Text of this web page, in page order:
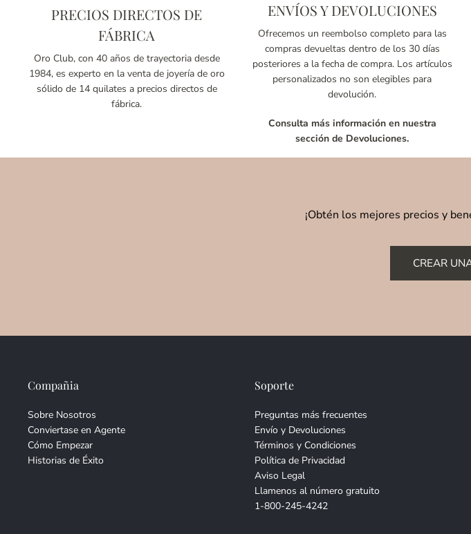
PRECIOS DIRECTOS DE
FÁBRICA
Oro Club, con 40 años de trayectoria desde
1984, es experto en la venta de joyería de oro
sólido de 14 quilates a precios directos de
fábrica.
ENVÍOS Y DEVOLUCIONES
Ofrecemos un reembolso completo para las
compras devueltas dentro de los 30 días
posteriores a la fecha de compra. Los artículos
personalizados no son elegibles para
devolución.
Consulta más información en nuestra
sección de Devoluciones.
¡Obtén los mejores precios y
CREAR
Compañia
Sobre Nosotros
Conviertase en Agente
Cómo Empezar
Historias de Éxito
Soporte
Preguntas más frecuentes
Envío y Devoluciones
Términos y Condiciones
Política de Privacidad
Aviso Legal
Llamenos al número gratuito
1-800-245-4242